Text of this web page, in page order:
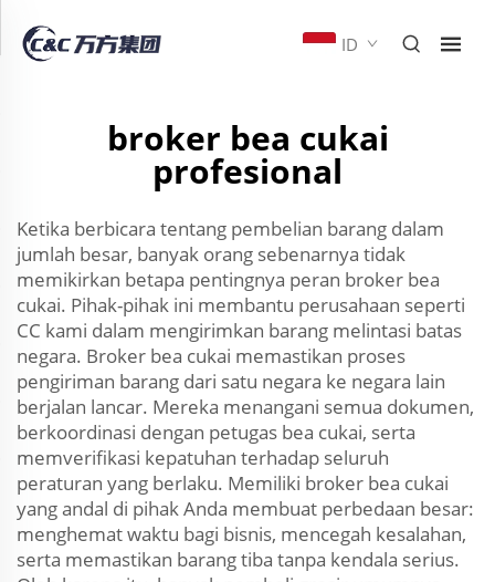
ID
broker bea cukai
profesional
Ketika berbicara tentang pembelian barang dalam
jumlah besar, banyak orang sebenarnya tidak
memikirkan betapa pentingnya peran broker bea
cukai. Pihak-pihak ini membantu perusahaan seperti
CC kami dalam mengirimkan barang melintasi batas
negara. Broker bea cukai memastikan proses
pengiriman barang dari satu negara ke negara lain
berjalan lancar. Mereka menangani semua dokumen,
berkoordinasi dengan petugas bea cukai, serta
memverifikasi kepatuhan terhadap seluruh
peraturan yang berlaku. Memiliki broker bea cukai
yang andal di pihak Anda membuat perbedaan besar:
menghemat waktu bagi bisnis, mencegah kesalahan,
serta memastikan barang tiba tanpa kendala serius.